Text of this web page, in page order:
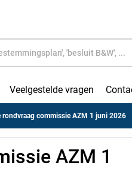
Veelgestelde vragen
rondvraag commissie AZM 1 juni 2026
AZM 1